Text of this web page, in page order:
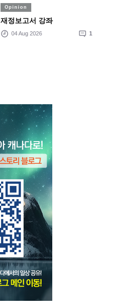
Opinion
재정보고서 강좌
04 Aug 2026 1